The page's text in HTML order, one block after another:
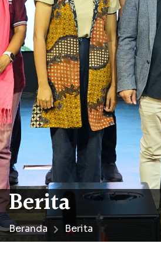
Berita
Beranda Berita